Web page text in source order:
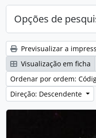
Opções de
Previsualizar a
Visualização em ficha
Ordenar por ordem:
Direção: Descendente